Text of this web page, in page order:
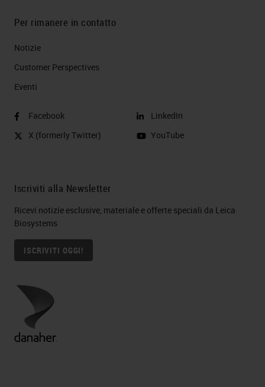
Per rimanere in contatto
Notizie
Customer Perspectives​
Eventi
Facebook
X (formerly Twitter)
LinkedIn
YouTube
Iscriviti alla Newsletter
Ricevi notizie esclusive, materiale e offerte speciali da Leica
Biosystems
ISCRIVITI OGGI!